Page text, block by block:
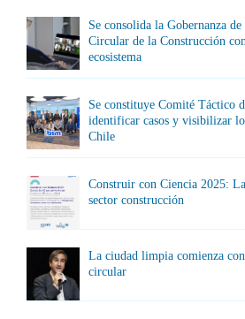
Se consolida la Gobernanza
Circular de la Construcción
ecosistema
Se constituye Comité Táctico
identificar casos y visibilizar
Chile
Construir con Ciencia 2025:
sector construcción
La ciudad limpia comienza
circular